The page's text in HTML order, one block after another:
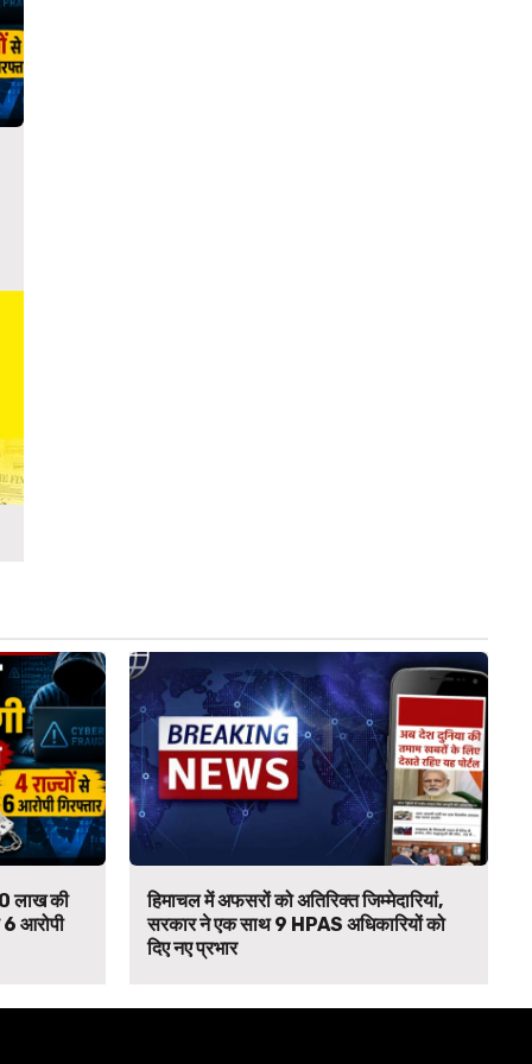
लाख की
6 आरोपी
हिमाचल में अफसरों को अतिरिक्त जिम्मेदारियां,
सरकार ने एक साथ 9 HPAS अधिकारियों को
दिए नए प्रभार